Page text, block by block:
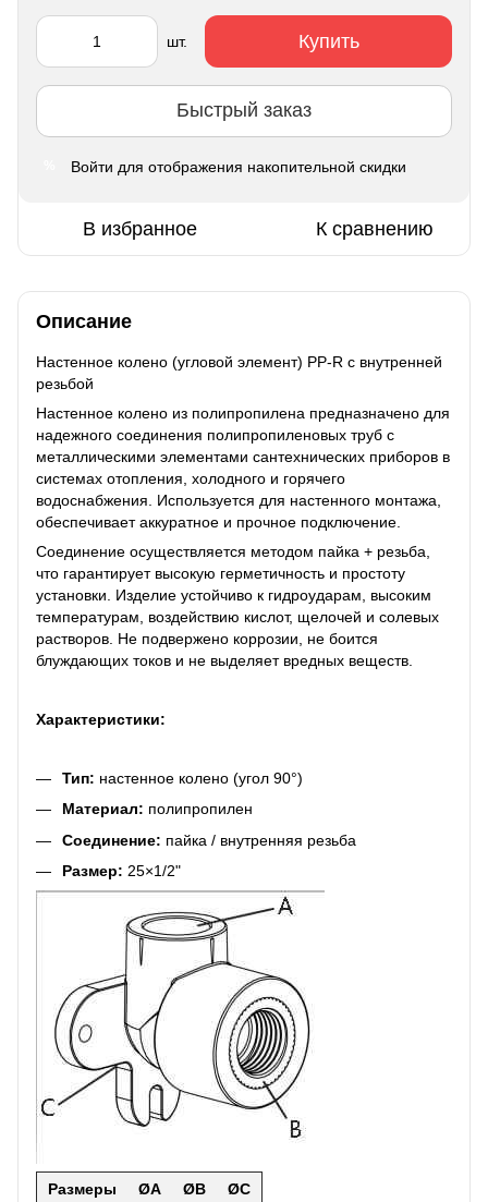
шт. Купить
Быстрый заказ
Войти для отображения накопительной скидки
В избранное К сравнению
Описание
Настенное колено (угловой элемент) PP-R с внутренней
резьбой
Настенное колено из полипропилена предназначено для
надежного соединения полипропиленовых труб с
металлическими элементами сантехнических приборов в
системах отопления, холодного и горячего
водоснабжения. Используется для настенного монтажа,
обеспечивает аккуратное и прочное подключение.
Соединение осуществляется методом пайка + резьба,
что гарантирует высокую герметичность и простоту
установки. Изделие устойчиво к гидроударам, высоким
температурам, воздействию кислот, щелочей и солевых
растворов. Не подвержено коррозии, не боится
блуждающих токов и не выделяет вредных веществ.
Характеристики:
Тип: настенное колено (угол 90°)
Материал: полипропилен
Соединение: пайка / внутренняя резьба
Размер: 25×1/2"
Размеры ØA ØB ØC